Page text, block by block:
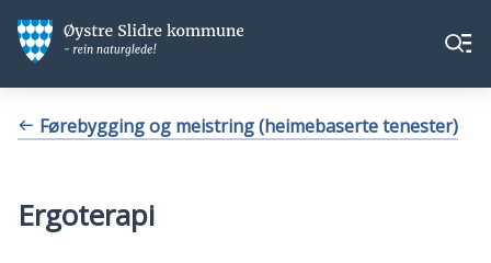
Øystre
Slidre
kommune
Øystre
Slidre
kommune
Meny
Du Førebygging og meistring (heimebaserte tenester)
Ergoterapi